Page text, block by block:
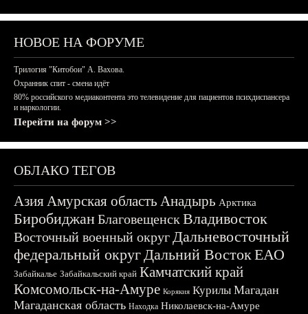
НОВОЕ НА ФОРУМЕ
Трилогия "Китобои" А. Вахова.
Охранник спит - смена идёт
80% российского медиаконтента это телевидение для пациентов психдиспансера
и наркологии.
Перейти на форум >>
ОБЛАКО ТЕГОВ
АзияАмурская область Анадырь Арктика
БиробиджанБлаговещенскВладивосток
Восточный военный округДальневосточный
федеральный округДальний ВостокЕАО
Забайкалье Забайкальский край Камчатский край
Комсомольск-на-Амуре Корякия Курилы Магадан
Магаданская область Находка Николаевск-на-Амуре